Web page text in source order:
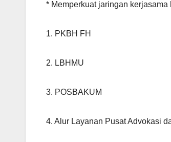
* Memperkuat jaringan
1. PKBH FH
2. LBHMU
3. POSBAKUM
4. Alur Layanan Pusat Advokasi